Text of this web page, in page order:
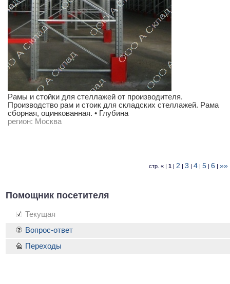
Рамы и стойки для стеллажей от производителя.
Производство рам и стоик для складских стеллажей. Рама
сборная, оцинкованная. • Глубина
регион: Москва
стр. « |1 | 2 |3 |4 |5 |6 |»»
Помощник посетителя
Текущая
Вопрос-ответ
Переходы